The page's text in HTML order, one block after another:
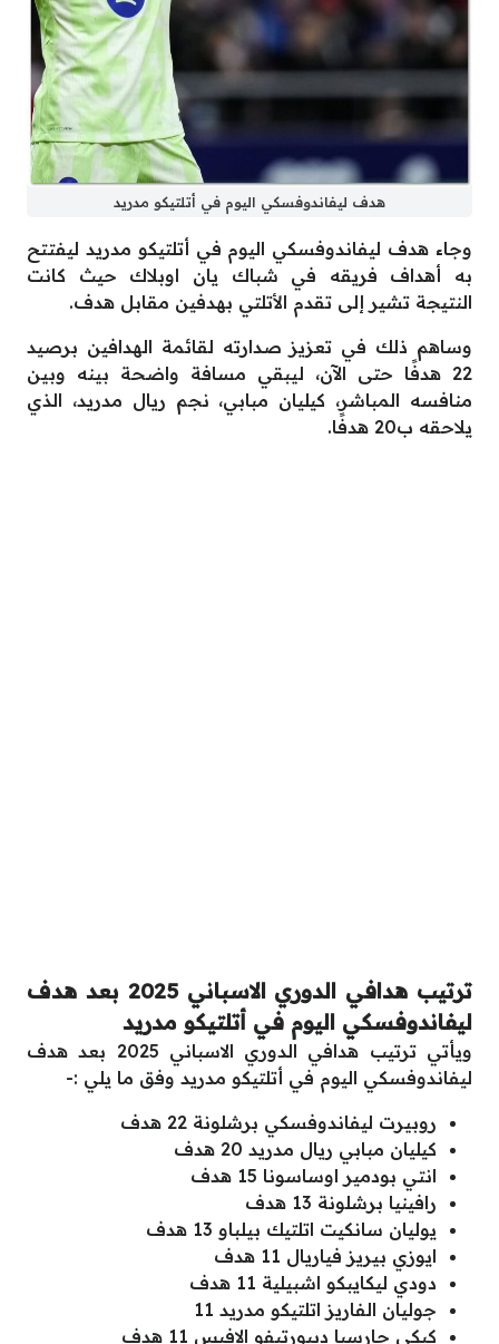
هدف ليفاندوفسكي اليوم في أتلتيكو مدريد
وجاء هدف ليفاندوفسكي اليوم في أتلتيكو مدريد ليفتتح
به أهداف فريقه في شباك يان اوبلاك حيث كانت
النتيجة تشير إلى تقدم الأتلتي بهدفين مقابل هدف.
وساهم ذلك في تعزيز صدارته لقائمة الهدافين برصيد
22 هدفًا حتى الآن، ليبقي مسافة واضحة بينه وبين
منافسه المباشر، كيليان مبابي، نجم ريال مدريد، الذي
يلاحقه ب20 هدفًا.
ترتيب هدافي الدوري الاسباني 2025 بعد هدف
ليفاندوفسكي اليوم في أتلتيكو مدريد
ويأتي ترتيب هدافي الدوري الاسباني 2025 بعد هدف
ليفاندوفسكي اليوم في أتلتيكو مدريد وفق ما يلي :-
روبيرت ليفاندوفسكي برشلونة 22 هدف
كيليان مبابي ريال مدريد 20 هدف
انتي بودمير اوساسونا 15 هدف
رافينيا برشلونة 13 هدف
يوليان سانكيت اتلتيك بيلباو 13 هدف
ايوزي بيريز فياريال 11 هدف
دودي ليكايبكو اشبيلية 11 هدف
جوليان الفاريز اتلتيكو مدريد 11
كيكي جارسيا ديبورتيفو الافيس 11 هدف